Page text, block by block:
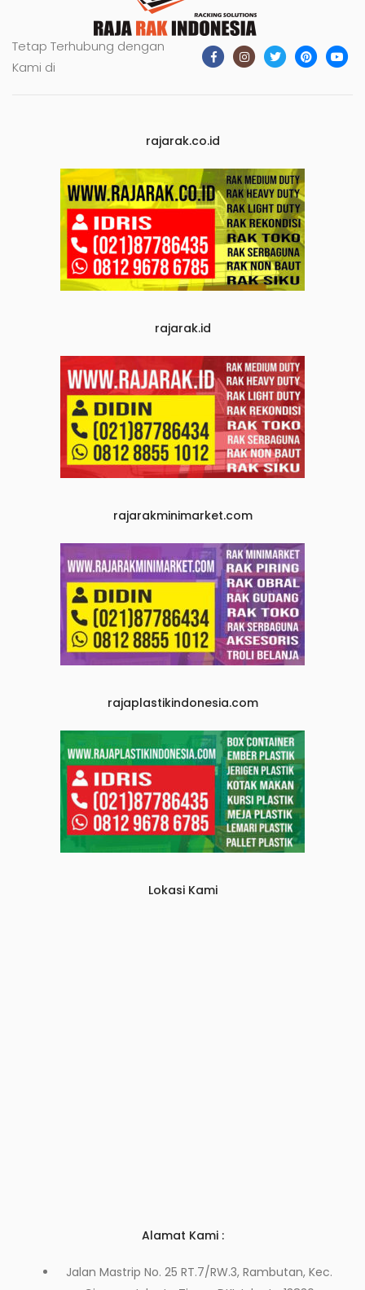
Tetap Terhubung dengan
Kami di
rajarak.co.id
rajarak.id
rajarakminimarket.com
rajaplastikindonesia.com
Lokasi Kami
Alamat Kami :
Jalan Mastrip No. 25 RT.7/RW.3, Rambutan, Kec.